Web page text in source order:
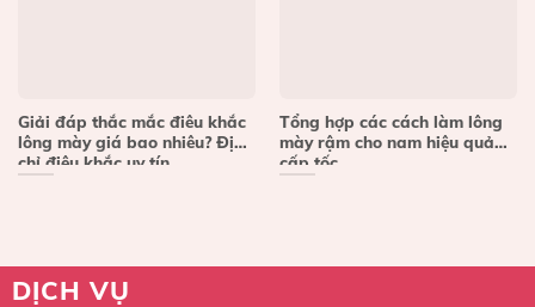
Giải đáp thắc mắc điêu khắc
lông mày giá bao nhiêu? Địa
chỉ điêu khắc uy tín
Tổng hợp các cách làm lông
mày rậm cho nam hiệu quả
cấp tốc
DỊCH VỤ